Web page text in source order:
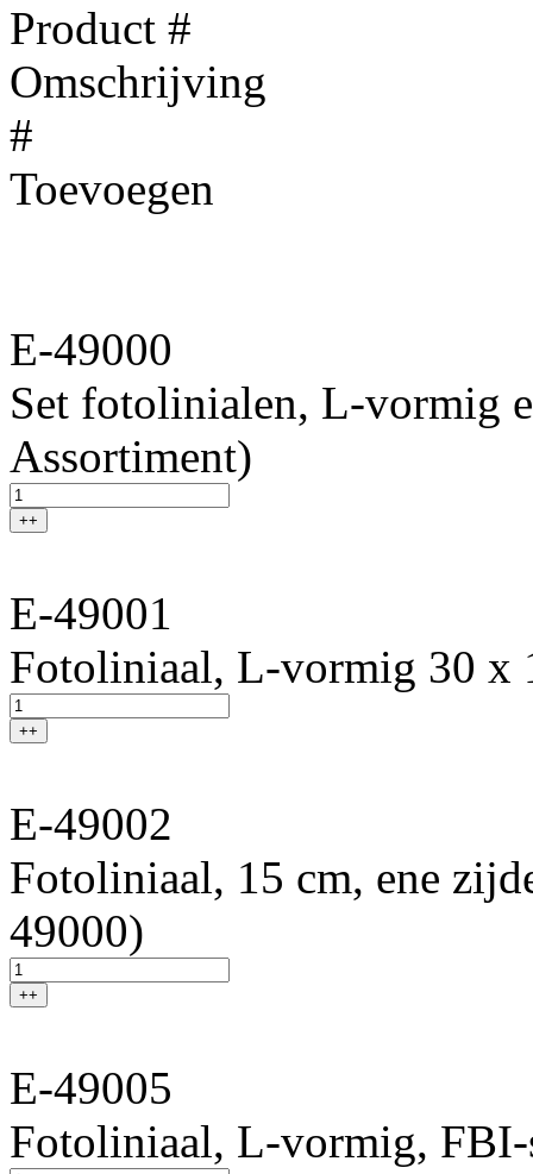
Product #
Omschrijving
#
Toevoegen
E-49000
Set fotolinialen, L-vormig
Assortiment)
++
E-49001
Fotoliniaal, L-vormig 30 x
++
E-49002
Fotoliniaal, 15 cm, ene
49000)
++
E-49005
Fotoliniaal, L-vormig,